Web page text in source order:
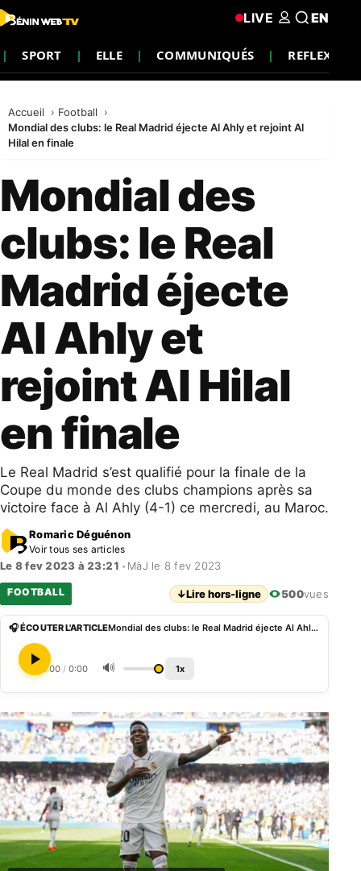
SPORT ELLE COMMUNIQUÉS REFLEXION
LIVE EN
Accueil
Football
Mondial des clubs: le Real Madrid éjecte Al Ahly et rejoint Al
Hilal en finale
Mondial des
clubs: le Real
Madrid éjecte
Al Ahly et
rejoint Al Hilal
en finale
Le Real Madrid s’est qualifié pour la finale de la
Coupe du monde des clubs champions après sa
victoire face à Al Ahly (4-1) ce mercredi, au Maroc.
Romaric Déguénon
Voir tous ses articles
Le 8 fev 2023 à 23:21 • MàJ le 8 fev 2023
FOOTBALL ↓Lire hors-ligne 500vues
🎧 ÉCOUTER L'ARTICLE Mondial des clubs: le Real Madrid éjecte Al Ahly et rejoint Al Hilal en finale
0:00 / 0:00 🔊 1x